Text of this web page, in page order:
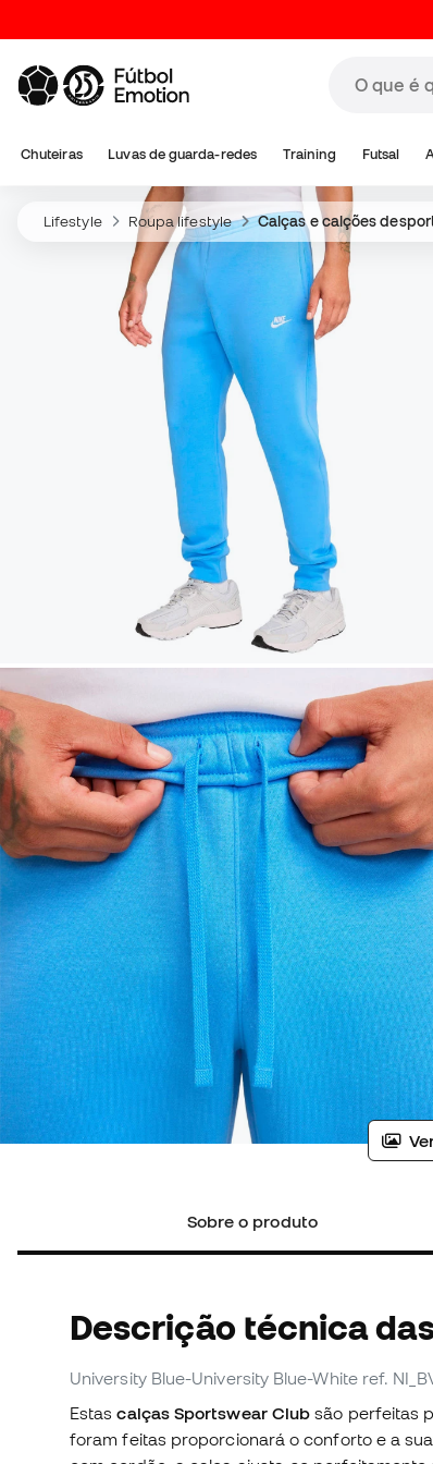
Chuteiras Luvas de guarda-redes Training Futsal
Lifestyle Roupa lifestyle Calças e calções
Sobre o produto
Descrição técnica
University Blue-University Blue-White ref.
Estascalças Sportswear Clubsão perfeitas
foram feitas proporcionará o conforto e a